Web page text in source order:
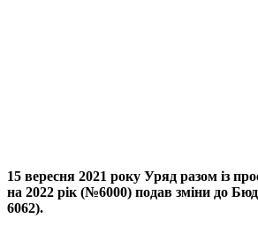
15 вересня 2021 року Уряд разом із
на 2022 рік (№6000) подав зміни до
6062).